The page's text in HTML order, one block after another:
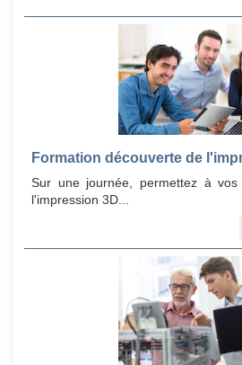
Formation découverte de
Sur une journée, permettez à
l'impression 3D...